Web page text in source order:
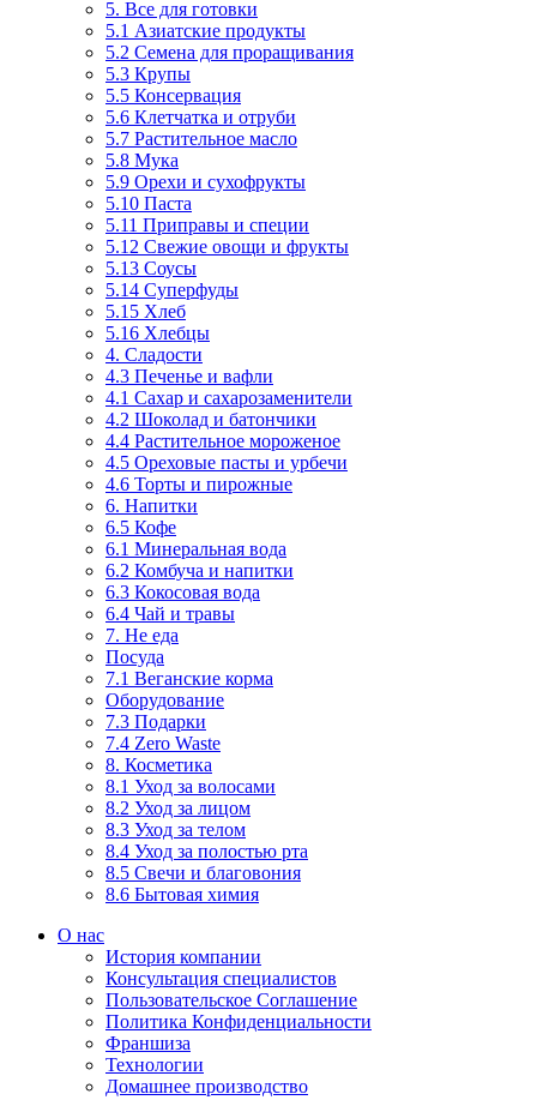
5. Все для готовки
5.1 Азиатские продукты
5.2 Семена для проращивания
5.3 Крупы
5.5 Консервация
5.6 Клетчатка и отруби
5.7 Растительное масло
5.8 Мука
5.9 Орехи и сухофрукты
5.10 Паста
5.11 Приправы и специи
5.12 Свежие овощи и фрукты
5.13 Соусы
5.14 Суперфуды
5.15 Хлеб
5.16 Хлебцы
4. Сладости
4.3 Печенье и вафли
4.1 Сахар и сахарозаменители
4.2 Шоколад и батончики
4.4 Растительное мороженое
4.5 Ореховые пасты и урбечи
4.6 Торты и пирожные
6. Напитки
6.5 Кофе
6.1 Минеральная вода
6.2 Комбуча и напитки
6.3 Кокосовая вода
6.4 Чай и травы
7. Не еда
Посуда
7.1 Веганские корма
Оборудование
7.3 Подарки
7.4 Zero Waste
8. Косметика
8.1 Уход за волосами
8.2 Уход за лицом
8.3 Уход за телом
8.4 Уход за полостью рта
8.5 Свечи и благовония
8.6 Бытовая химия
О нас
История компании
Консультация специалистов
Пользовательское Соглашение
Политика Конфиденциальности
Франшиза
Технологии
Домашнее производство